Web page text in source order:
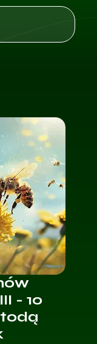
- 10